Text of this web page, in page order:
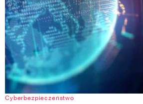
Cyberbezpieczeństwo